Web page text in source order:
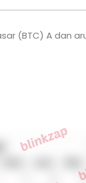
(BTC) A dan